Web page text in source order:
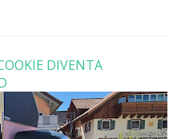
DIVENTA